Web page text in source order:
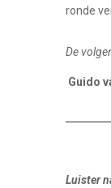
ronde
De
Guido
Luister